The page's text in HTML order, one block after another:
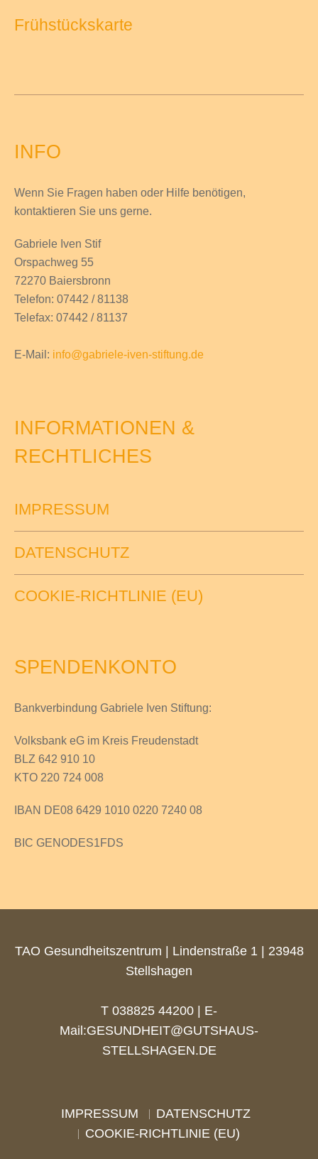
Frühstückskarte
INFO
Wenn Sie Fragen haben oder Hilfe benötigen,
kontaktieren Sie uns gerne.
Gabriele Iven Stif
Orspachweg 55
72270 Baiersbronn
Telefon: 07442 / 81138
Telefax: 07442 / 81137
E-Mail: info@gabriele-iven-stiftung.de
INFORMATIONEN &
RECHTLICHES
IMPRESSUM
DATENSCHUTZ
COOKIE-RICHTLINIE (EU)
SPENDENKONTO
Bankverbindung Gabriele Iven Stiftung:
Volksbank eG im Kreis Freudenstadt
BLZ 642 910 10
KTO 220 724 008
IBAN DE08 6429 1010 0220 7240 08
BIC GENODES1FDS
TAO Gesundheitszentrum | Lindenstraße 1 | 23948
Stellshagen
T 038825 44200 | E-
Mail:GESUNDHEIT@GUTSHAUS-
STELLSHAGEN.DE
IMPRESSUM
DATENSCHUTZ
COOKIE-RICHTLINIE (EU)